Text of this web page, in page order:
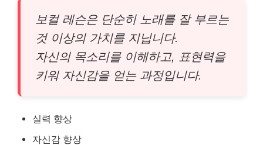
보컬 레슨은 단순히 노래를 잘 부르는
것 이상의 가치를 지닙니다.
자신의 목소리를 이해하고, 표현력을
키워 자신감을 얻는 과정입니다.
실력 향상
자신감 향상